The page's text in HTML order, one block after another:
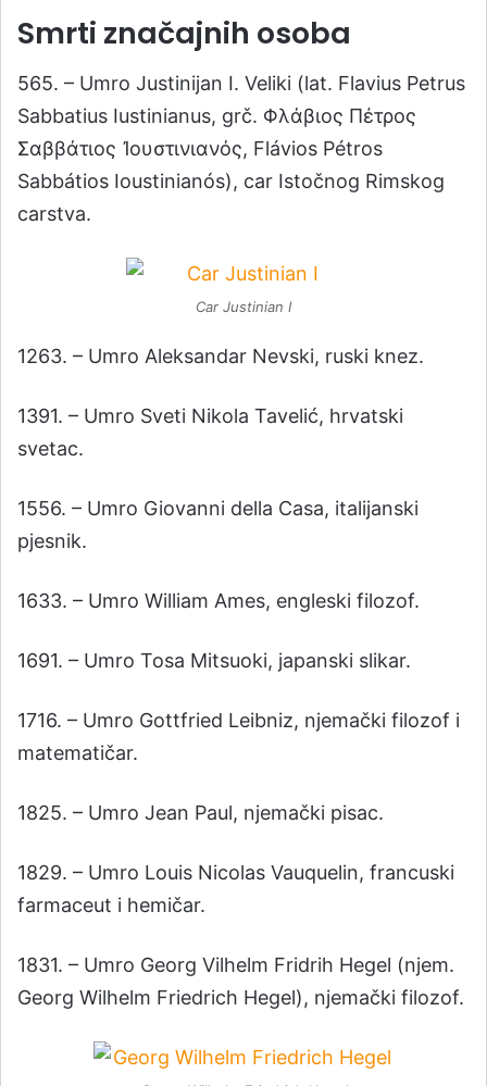
Smrti značajnih osoba
565. – Umro Justinijan I. Veliki (lat. Flavius Petrus
Sabbatius Iustinianus, grč. Φλάβιος Πέτρος
Σαββάτιος Ἰουστινιανός, Flávios Pétros
Sabbátios Ioustinianós), car Istočnog Rimskog
carstva.
Car Justinian I
1263. – Umro Aleksandar Nevski, ruski knez.
1391. – Umro Sveti Nikola Tavelić, hrvatski
svetac.
1556. – Umro Giovanni della Casa, italijanski
pjesnik.
1633. – Umro William Ames, engleski filozof.
1691. – Umro Tosa Mitsuoki, japanski slikar.
1716. – Umro Gottfried Leibniz, njemački filozof i
matematičar.
1825. – Umro Jean Paul, njemački pisac.
1829. – Umro Louis Nicolas Vauquelin, francuski
farmaceut i hemičar.
1831. – Umro Georg Vilhelm Fridrih Hegel (njem.
Georg Wilhelm Friedrich Hegel), njemački filozof.